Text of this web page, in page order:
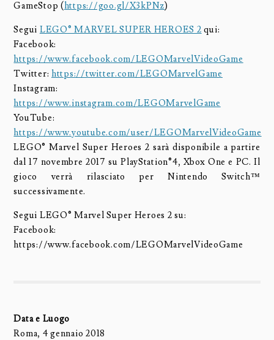
GameStop (https://goo.gl/X3kPNz)
Segui LEGO® MARVEL SUPER HEROES 2 qui:
Facebook:
https://www.facebook.com/LEGOMarvelVideoGame
Twitter:https://twitter.com/LEGOMarvelGame
Instagram:
https://www.instagram.com/LEGOMarvelGame
YouTube:
https://www.youtube.com/user/LEGOMarvelVideoGame
LEGO® Marvel Super Heroes 2 sarà disponibile a partire
dal 17 novembre 2017 su PlayStation®4, Xbox One e PC. Il
gioco verrà rilasciato per Nintendo Switch™
successivamente.
Segui LEGO® Marvel Super Heroes 2 su:
Facebook:
https://www.facebook.com/LEGOMarvelVideoGame
Data e Luogo
Roma, 4 gennaio 2018